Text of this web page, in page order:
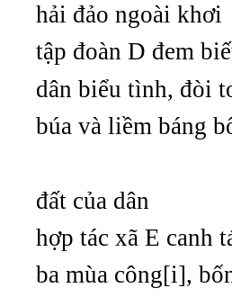
hải đảo ngoài khơi
tập đoàn D đem
dân biểu tình, đòi
búa và liềm báng
đất của dân
hợp tác xã E canh
ba mùa công[i],